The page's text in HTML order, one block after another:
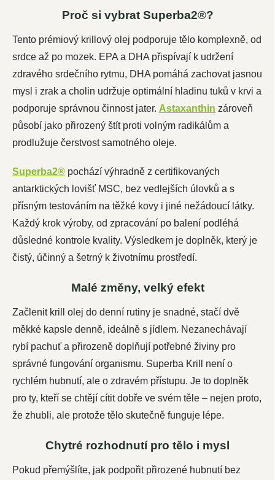
Proč si vybrat Superba2®?
Tento prémiový krillový olej podporuje tělo komplexně, od
srdce až po mozek. EPA a DHA přispívají k udržení
zdravého srdečního rytmu, DHA pomáhá zachovat jasnou
mysl i zrak a cholin udržuje optimální hladinu tuků v krvi a
podporuje správnou činnost jater. Astaxanthin zároveň
působí jako přirozený štít proti volným radikálům a
prodlužuje čerstvost samotného oleje.
Superba2® pochází výhradně z certifikovaných
antarktických lovišť MSC, bez vedlejších úlovků a s
přísným testováním na těžké kovy i jiné nežádoucí látky.
Každý krok výroby, od zpracování po balení podléhá
důsledné kontrole kvality. Výsledkem je doplněk, který je
čistý, účinný a šetrný k životnímu prostředí.
Malé změny, velký efekt
Začlenit krill olej do denní rutiny je snadné, stačí dvě
měkké kapsle denně, ideálně s jídlem. Nezanechávají
rybí pachuť a přirozeně doplňují potřebné živiny pro
správné fungování organismu. Superba Krill není o
rychlém hubnutí, ale o zdravém přístupu. Je to doplněk
pro ty, kteří se chtějí cítit dobře ve svém těle – nejen proto,
že zhubli, ale protože tělo skutečně funguje lépe.
Chytré rozhodnutí pro tělo i mysl
Pokud přemýšlíte, jak podpořit přirozené hubnutí bez